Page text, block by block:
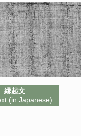
縁起文
(in Japanese)